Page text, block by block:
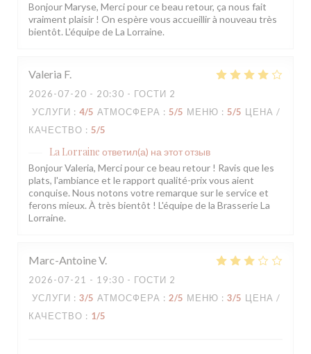
Bonjour Maryse, Merci pour ce beau retour, ça nous fait
vraiment plaisir ! On espère vous accueillir à nouveau très
bientôt. L'équipe de La Lorraine.
Valeria F
2026-07-20 - 20:30 - ГОСТИ 2
УСЛУГИ : 4/5 АТМОСФЕРА : 5/5 МЕНЮ : 5/5 ЦЕНА /
КАЧЕСТВО : 5/5
La Lorraine ответил(а) на этот отзыв
Bonjour Valeria, Merci pour ce beau retour ! Ravis que les
plats, l'ambiance et le rapport qualité-prix vous aient
conquise. Nous notons votre remarque sur le service et
ferons mieux. À très bientôt ! L'équipe de la Brasserie La
Lorraine.
Marc-AntoineV
2026-07-21 - 19:30 - ГОСТИ 2
УСЛУГИ : 3/5 АТМОСФЕРА : 2/5 МЕНЮ : 3/5 ЦЕНА /
КАЧЕСТВО : 1/5